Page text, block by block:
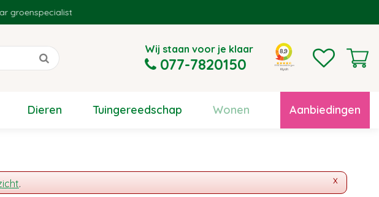
groenspecialist
Wij staan voor je klaar
077-7820150
Dieren Tuingereedschap Wonen Aanbiedingen
x
.